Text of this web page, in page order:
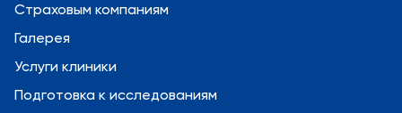
Страховым компаниям
Галерея
Услуги клиники
Подготовка к исследованиям